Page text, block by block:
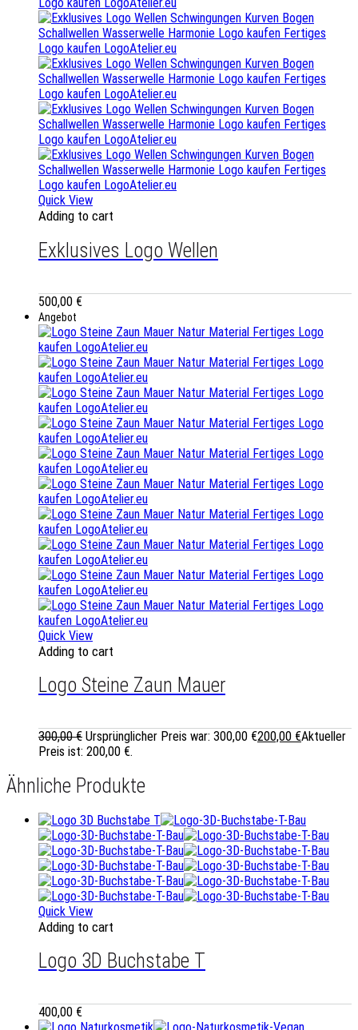
Quick View
Adding to cart
Exklusives Logo Wellen
500,00 €
Angebot
Quick View
Adding to cart
Logo Steine Zaun Mauer
300,00€ Ursprünglicher Preis war: 300,00 €200,00 €Aktueller
Preis ist: 200,00 €.
Ähnliche Produkte
Quick View
Adding to cart
Logo 3D Buchstabe T
400,00 €